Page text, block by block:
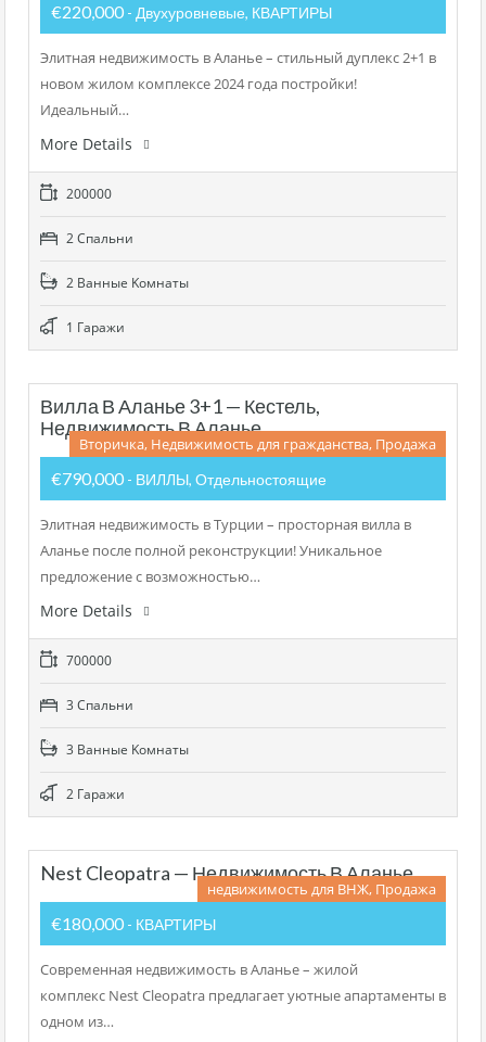
€220,000 - Двухуровневые, КВАРТИРЫ
Элитная недвижимость в Аланье – стильный дуплекс 2+1 в
новом жилом комплексе 2024 года постройки!
Идеальный…
More Details
200000
2 Cпальни
2 Bанные Kомнаты
1 Гаражи
Вилла В Аланье 3+1 — Кестель,
Недвижимость В Аланье
Вторичка, Недвижимость для гражданства, Продажа
€790,000 - ВИЛЛЫ, Отдельностоящие
Элитная недвижимость в Турции – просторная вилла в
Аланье после полной реконструкции! Уникальное
предложение с возможностью…
More Details
700000
3 Cпальни
3 Bанные Kомнаты
2 Гаражи
Nest Cleopatra — Недвижимость В Аланье
недвижимость для ВНЖ, Продажа
€180,000 - КВАРТИРЫ
Современная недвижимость в Аланье – жилой
комплекс Nest Cleopatra предлагает уютные апартаменты в
одном из…